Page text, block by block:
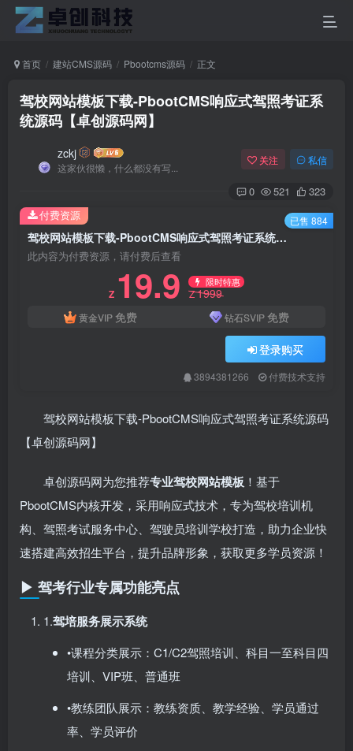
首页 建站CMS源码 Pbootcms源码 正文
驾校网站模板下载-PbootCMS响应式驾照考证系
统源码【卓创源码网】
zckj
这家伙很懒，什么都没有写...
关注 私信
0 521 323
驾校网站模板下载-PbootCMS响应式驾照考证系统源码【卓创源码网】
此内容为付费资源，请付费后查看
Z 19.9 限时特惠
Z1999
黄金VIP 免费 钻石SVIP 免费
登录购买
3894381266 付费技术支持
付费资源 已售 884
驾校网站模板下载-PbootCMS响应式驾照考证系统源码
【卓创源码网】
卓创源码网为您推荐专业驾校网站模板 ​！基于
PbootCMS内核开发，采用响应式技术，专为驾校培训机
构、驾照考试服务中心、驾驶员培训学校打造，助力企业快
速搭建高效招生平台，提升品牌形象，获取更多学员资源！
▶ 驾考行业专属功能亮点
1.​驾培服务展示系统
•课程分类展示：C1/C2驾照培训、科目一至科目四
培训、VIP班、普通班
•教练团队展示：教练资质、教学经验、学员通过
率、学员评价